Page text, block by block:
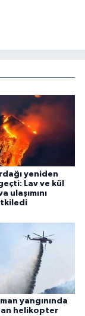
yeniden
Lav ve kül
ulaşımını
yangınında
helikopter